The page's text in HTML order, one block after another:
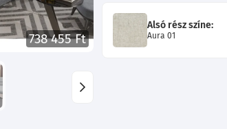
738 455 Ft
Alsó rész színe:
Aura 01